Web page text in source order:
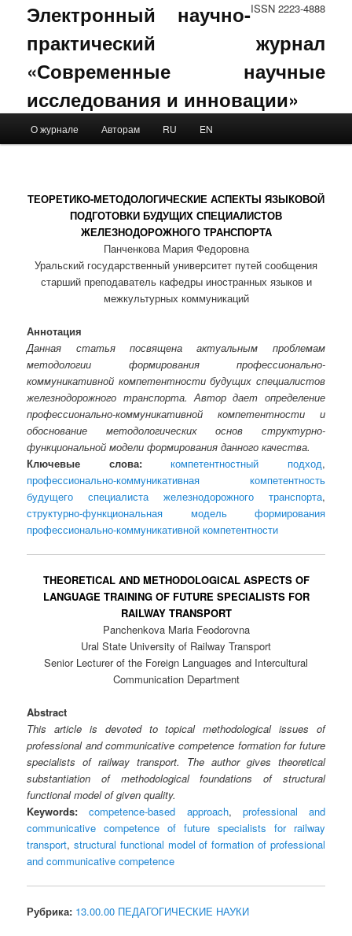
ISSN 2223-4888
Электронный научно-
практический журнал
«Современные научные
исследования и инновации»
Skip to primary content
Skip to secondary content
О журнале Авторам RU EN
ТЕОРЕТИКО-МЕТОДОЛОГИЧЕСКИЕ АСПЕКТЫ ЯЗЫКОВОЙ
ПОДГОТОВКИ БУДУЩИХ СПЕЦИАЛИСТОВ
ЖЕЛЕЗНОДОРОЖНОГО ТРАНСПОРТА
Панченкова Мария Федоровна
Уральский государственный университет путей сообщения
старший преподаватель кафедры иностранных языков и
межкультурных коммуникаций
Аннотация
Данная статья посвящена актуальным проблемам
методологии формирования профессионально-
коммуникативной компетентности будущих специалистов
железнодорожного транспорта. Автор дает определение
профессионально-коммуникативной компетентности и
обоснование методологических основ структурно-
функциональной модели формирования данного качества.
Ключевые слова:
компетентностный подход,
профессионально-коммуникативная компетентность
будущего специалиста железнодорожного транспорта,
структурно-функциональная модель формирования
профессионально-коммуникативной компетентности
THEORETICAL AND METHODOLOGICAL ASPECTS OF
LANGUAGE TRAINING OF FUTURE SPECIALISTS FOR
RAILWAY TRANSPORT
Panchenkova Maria Feodorovna
Ural State University of Railway Transport
Senior Lecturer of the Foreign Languages and Intercultural
Communication Department
Abstract
This article is devoted to topical methodological issues of
professional and communicative competence formation for future
specialists of railway transport. The author gives theoretical
substantiation of methodological foundations of structural
functional model of given quality.
Keywords:
competence-based approach, professional and
communicative competence of future specialists for railway
transport, structural functional model of formation of professional
and communicative competence
Рубрика: 13.00.00 ПЕДАГОГИЧЕСКИЕ НАУКИ